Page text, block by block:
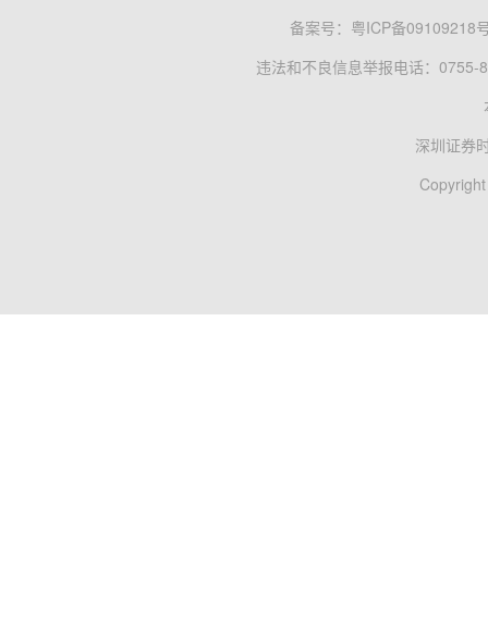
备案号： 粤ICP备09109218
违法和不良信息举报电话：0755-
深圳证券